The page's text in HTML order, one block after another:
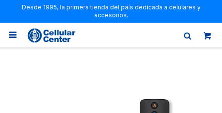
Desde 1995, la primera tienda del país dedicada a celulares y
accesorios.
